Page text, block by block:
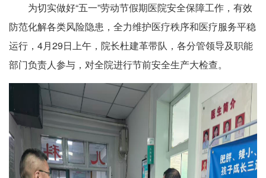
为切实做好“五一”劳动节假期医院安全保障工作，有效
防范化解各类风险隐患，全力维护医疗秩序和医疗服务平稳
运行，4月29日上午，院长杜建革带队，各分管领导及职能
部门负责人参与，对全院进行节前安全生产大检查。